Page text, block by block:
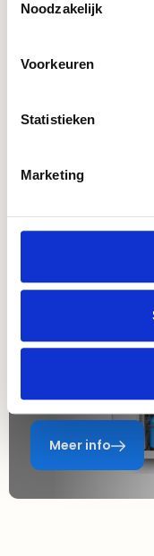
Noodzakelijk
Voorkeuren
Statistieken
Marketing
Slimme
DryGair
Meer info
Zuiver
Meer info